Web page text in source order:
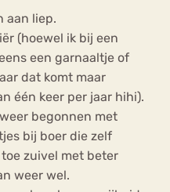
aan liep.
(hoewel ik bij een
een garnaaltje of
dat komt maar
één keer per jaar hihi).
begonnen met
bij boer die zelf
zuivel met beter
weer wel.